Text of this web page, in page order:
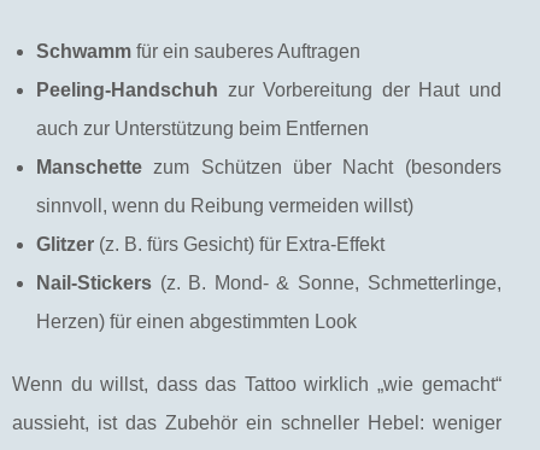
Schwamm für ein sauberes Auftragen
Peeling-Handschuh zur Vorbereitung der Haut und
auch zur Unterstützung beim Entfernen
Manschette zum Schützen über Nacht (besonders
sinnvoll, wenn du Reibung vermeiden willst)
Glitzer (z. B. fürs Gesicht) für Extra-Effekt
Nail-Stickers (z. B. Mond- & Sonne, Schmetterlinge,
Herzen) für einen abgestimmten Look
Wenn du willst, dass das Tattoo wirklich „wie gemacht“
aussieht, ist das Zubehör ein schneller Hebel: weniger